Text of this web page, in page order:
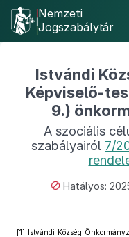
Nemzeti
Jogszabálytár
Istvándi
Képviselő-
9.)
A szociális
szabályairól 7/
Hatályos:
[1] Istvándi Község